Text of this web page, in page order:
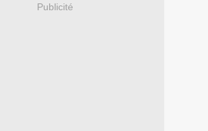
Publicité